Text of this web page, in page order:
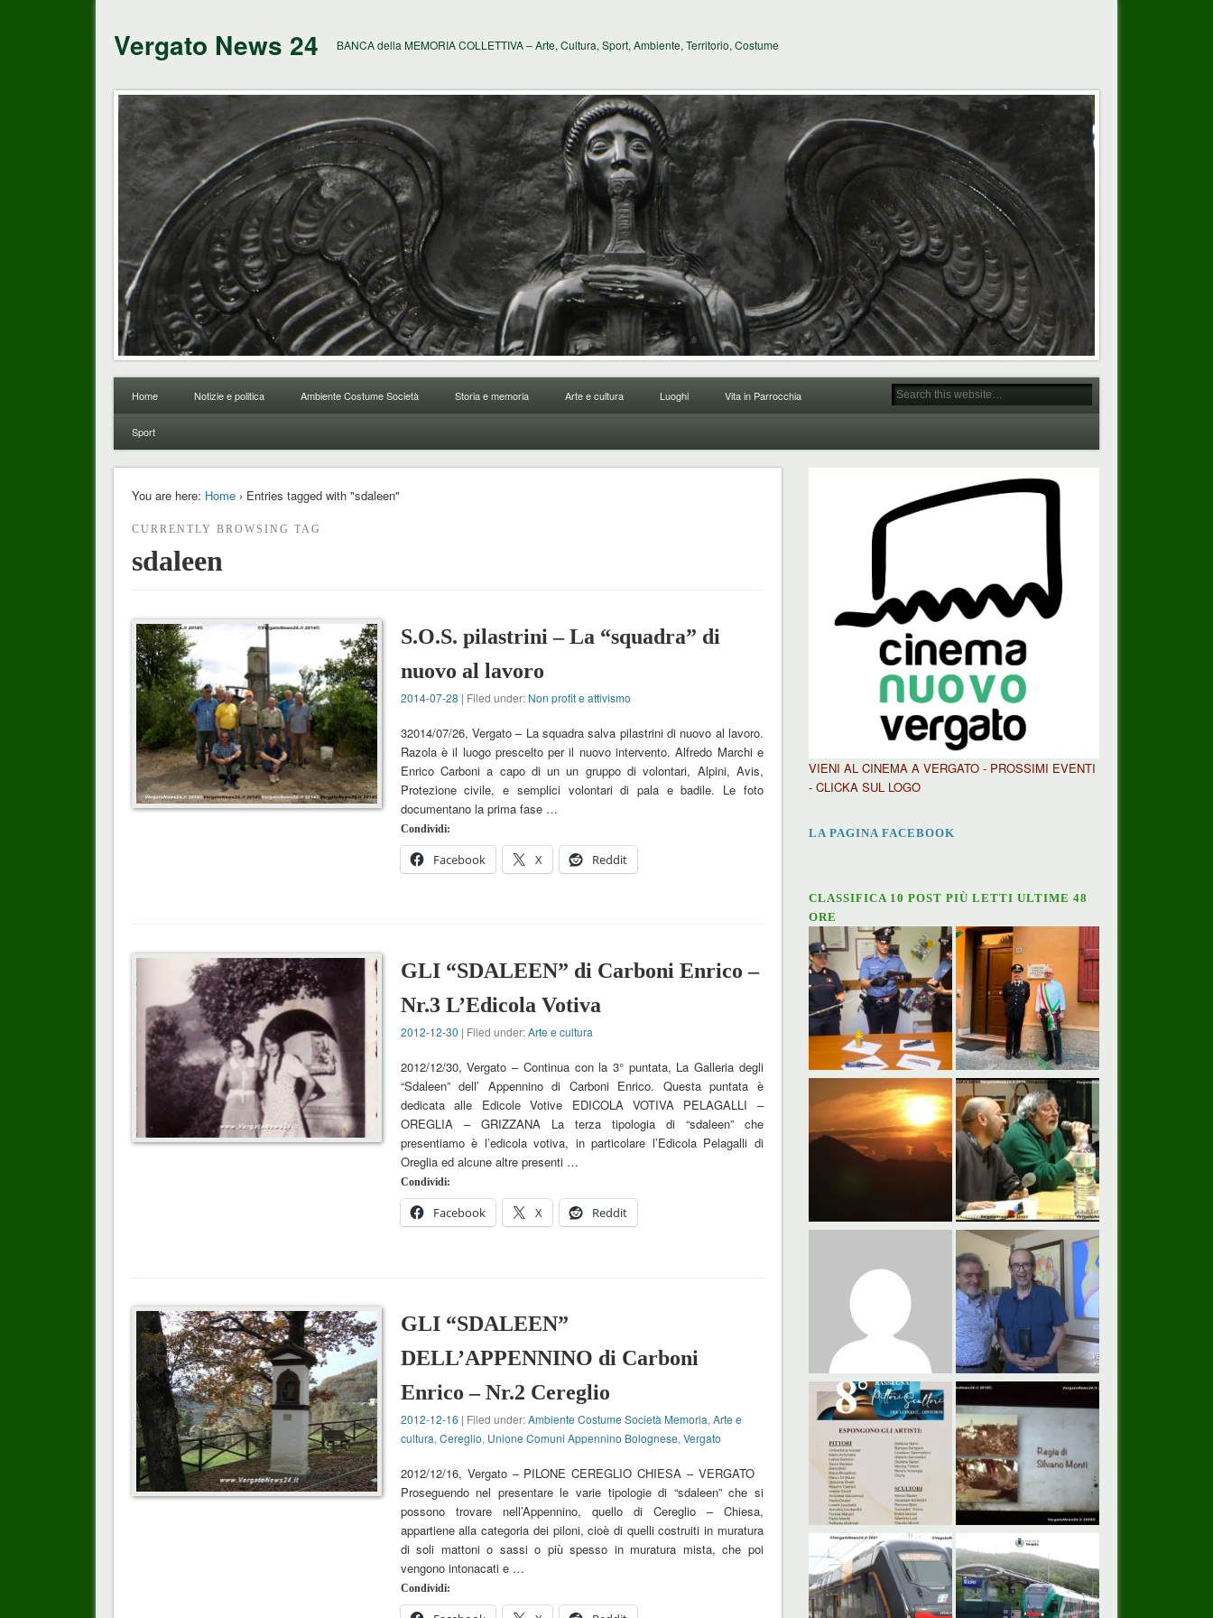
Vergato News 24 BANCA della MEMORIA COLLETTIVA – Arte, Cultura, Sport, Ambiente, Territorio, Costume
Home Notizie e politica Ambiente Costume Società Storia e memoria Arte e cultura Luoghi Vita in Parrocchia
Sport
You are here: Home› Entries tagged with "sdaleen"
CURRENTLY BROWSING TAG
sdaleen
S.O.S. pilastrini – La “squadra” di
nuovo al lavoro
2014-07-28 | Filed under: Non profit e attivismo
32014/07/26, Vergato – La squadra salva pilastrini di nuovo al lavoro.
Razola è il luogo prescelto per il nuovo intervento. Alfredo Marchi e
Enrico Carboni a capo di un un gruppo di volontari, Alpini, Avis,
Protezione civile, e semplici volontari di pala e badile. Le foto
documentano la prima fase …
Condividi:
Facebook X Reddit
GLI “SDALEEN” di Carboni Enrico –
Nr.3 L’Edicola Votiva
2012-12-30 | Filed under:Arte e cultura
2012/12/30, Vergato – Continua con la 3° puntata, La Galleria degli
“Sdaleen” dell’ Appennino di Carboni Enrico. Questa puntata è
dedicata alle Edicole Votive EDICOLA VOTIVA PELAGALLI –
OREGLIA – GRIZZANA La terza tipologia di “sdaleen” che
presentiamo è l’edicola votiva, in particolare l’Edicola Pelagalli di
Oreglia ed alcune altre presenti …
Condividi:
Facebook X Reddit
GLI “SDALEEN”
DELL’APPENNINO di Carboni
Enrico – Nr.2 Cereglio
2012-12-16 | Filed under:Ambiente Costume Società Memoria, Arte e
cultura, Cereglio, Unione Comuni Appennino Bolognese, Vergato
2012/12/16, Vergato – PILONE CEREGLIO CHIESA – VERGATO
Proseguendo nel presentare le varie tipologie di “sdaleen” che si
possono trovare nell’Appennino, quello di Cereglio – Chiesa,
appartiene alla categoria dei piloni, cioè di quelli costruiti in muratura
di soli mattoni o sassi o più spesso in muratura mista, che poi
vengono intonacati e …
Condividi:
VIENI AL CINEMA A VERGATO - PROSSIMI EVENTI
- CLICKA SUL LOGO
LA PAGINA FACEBOOK
CLASSIFICA 10 POST PIÙ LETTI ULTIME 48
ORE